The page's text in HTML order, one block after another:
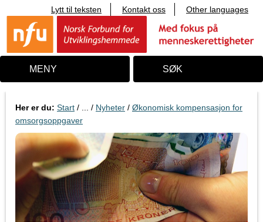
i
n
o
Lytt til teksten Kontakt oss Other languages
MENY SØK
Her er du: Start / ... / Nyheter / Økonomisk kompensasjon for
omsorgsoppgaver